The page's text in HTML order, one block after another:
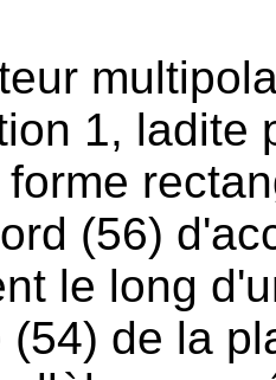
1, ladite
(56)
le long
(54) de la